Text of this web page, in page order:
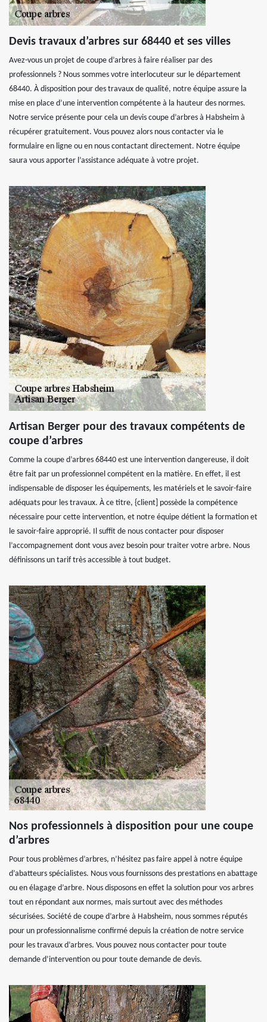
Devis travaux d’arbres sur 68440 et ses villes
Avez-vous un projet de coupe d’arbres à faire réaliser par des
professionnels ? Nous sommes votre interlocuteur sur le département
68440. À disposition pour des travaux de qualité, notre équipe assure la
mise en place d’une intervention compétente à la hauteur des normes.
Notre service présente pour cela un devis coupe d’arbres à Habsheim à
récupérer gratuitement. Vous pouvez alors nous contacter via le
formulaire en ligne ou en nous contactant directement. Notre équipe
saura vous apporter l’assistance adéquate à votre projet.
Artisan Berger pour des travaux compétents de
coupe d’arbres
Comme la coupe d’arbres 68440 est une intervention dangereuse, il doit
être fait par un professionnel compétent en la matière. En effet, il est
indispensable de disposer les équipements, les matériels et le savoir-faire
adéquats pour les travaux. À ce titre, {client] possède la compétence
nécessaire pour cette intervention, et notre équipe détient la formation et
le savoir-faire approprié. Il suffit de nous contacter pour disposer
l’accompagnement dont vous avez besoin pour traiter votre arbre. Nous
définissons un tarif très accessible à tout budget.
Nos professionnels à disposition pour une coupe
d’arbres
Pour tous problèmes d’arbres, n’hésitez pas faire appel à notre équipe
d’abatteurs spécialistes. Nous vous fournissons des prestations en abattage
ou en élagage d’arbre. Nous disposons en effet la solution pour vos arbres
tout en répondant aux normes, mais surtout avec des méthodes
sécurisées. Société de coupe d’arbre à Habsheim, nous sommes réputés
pour un professionnalisme confirmé depuis la création de notre service
pour les travaux d’arbres. Vous pouvez nous contacter pour toute
demande d’intervention ou pour toute demande de devis.